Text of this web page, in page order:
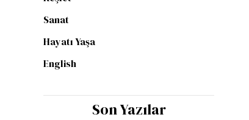
Sanat
Hayatı Yaşa
English
Son Yazılar